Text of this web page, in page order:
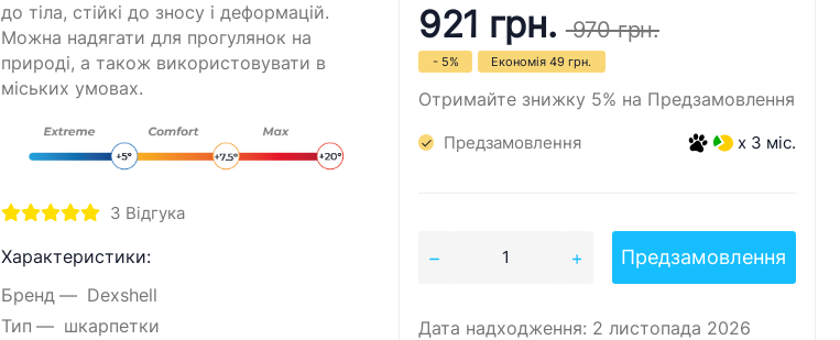
до тіла, стійкі до зносу і деформацій.
Можна надягати для прогулянок на
природі, а також використовувати в
міських умовах.
3 Відгука
Характеристики:
Бренд
Dexshell
Тип
шкарпетки
921 грн. 970 грн.
- 5% Економія49 грн.
Отримайте знижку 5% на Предзамовлення
Предзамовлення x 3 міс.
Предзамовлення
Дата надходження: 2 листопада 2026